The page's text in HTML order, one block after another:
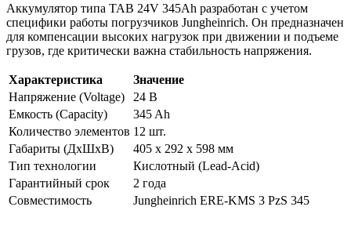
Аккумулятор типа TAB 24V 345Ah разработан с учетом
специфики работы погрузчиков Jungheinrich. Он предназначен
для компенсации высоких нагрузок при движении и подъеме
грузов, где критически важна стабильность напряжения.
Характеристика
Значение
Напряжение (Voltage)
24 В
Емкость (Capacity)
345 Ah
Количество элементов 12 шт.
Габариты (ДхШхВ)
405 x 292 x 598 мм
Тип технологии
Кислотный (Lead-Acid)
Гарантийный срок
2 года
Совместимость
Jungheinrich ERE-KMS 3 PzS 345